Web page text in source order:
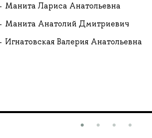
Манита Лариса Анатольевна
Манита Анатолий Дмитриевич
Игнатовская Валерия Анатольевна